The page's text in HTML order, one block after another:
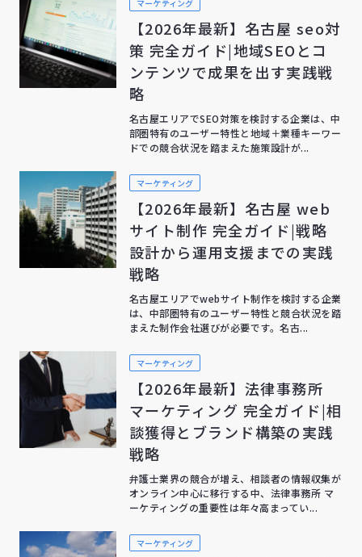
マーケティング
【2026年最新】名古屋 seo対
策 完全ガイド|地域SEOとコ
ンテンツで成果を出す実践戦
略
名古屋エリアでSEO対策を検討する企業は、中
部圏特有のユーザー特性と地域＋業種キーワー
ドでの競合状況を踏まえた施策設計が...
マーケティング
【2026年最新】名古屋 web
サイト制作 完全ガイド|戦略
設計から運用支援までの実践
戦略
名古屋エリアでwebサイト制作を検討する企業
は、中部圏特有のユーザー特性と競合状況を踏
まえた制作会社選びが必要です。名古...
マーケティング
【2026年最新】法律事務所
マーケティング 完全ガイド|相
談獲得とブランド構築の実践
戦略
弁護士業界の競合が増え、相談者の情報収集が
オンライン中心に移行する中、法律事務所 マ
ーケティングの重要性は年々高まってい...
マーケティング